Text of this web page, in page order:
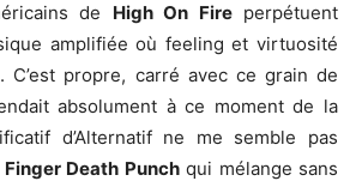
de High On Fireperpétuent
amplifiée où feeling et virtuosité
C’est propre, carré avec ce grain de
absolument à ce moment de la
d’Alternatif ne me semble pas
Finger Death Punchqui mélange sans